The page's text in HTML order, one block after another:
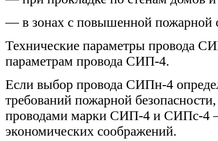
— в зонах с повышенной пожарной
Технические параметры провода
параметрам провода СИП-4.
Если выбор провода СИПн-4
требований пожарной
проводами марки СИП-4 и СИПс-4
экономических соображений.